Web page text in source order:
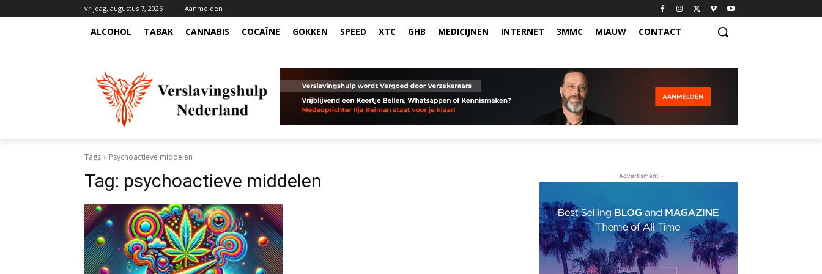
vrijdag, augustus 7, 2026 Aanmelden
ALCOHOL TABAK CANNABIS COCAÏNE GOKKEN SPEED XTC GHB MEDICIJNEN INTERNET 3MMC MIAUW CONTACT
Tags Psychoactieve middelen
Tag: psychoactieve middelen - Advertisment -